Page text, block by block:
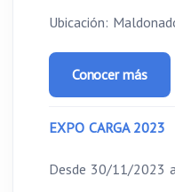
Ubicación:
Conocer más
EXPO CARGA 2023
Desde 30/11/2023